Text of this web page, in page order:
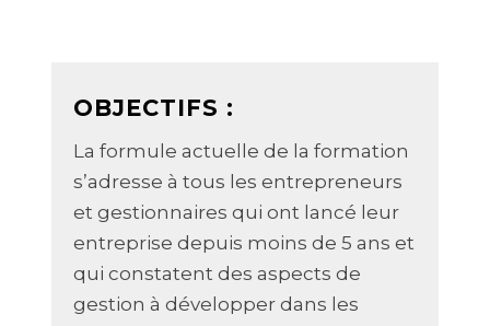
OBJECTIFS :
La formule actuelle de la formation
s’adresse à tous les entrepreneurs
et gestionnaires qui ont lancé leur
entreprise depuis moins de 5 ans et
qui constatent des aspects de
gestion à développer dans les